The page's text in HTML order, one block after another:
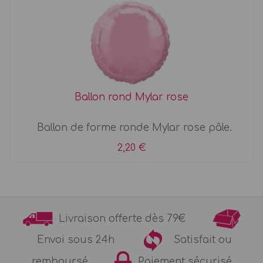
Ballon rond Mylar rose
Ballon de forme ronde Mylar rose pâle.
2,20 €
Livraison offerte dès 79€
Envoi sous 24h
Satisfait ou